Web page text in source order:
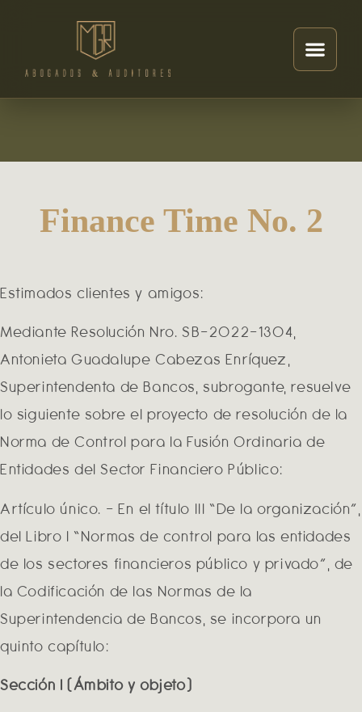
Finance Time No. 2
Estimados clientes y amigos:
Mediante Resolución Nro. SB-2022-1304,
Antonieta Guadalupe Cabezas Enríquez,
Superintendenta de Bancos, subrogante, resuelve
lo siguiente sobre el proyecto de resolución de la
Norma de Control para la Fusión Ordinaria de
Entidades del Sector Financiero Público:
Artículo único. – En el título III “De la organización”,
del Libro I “Normas de control para las entidades
de los sectores financieros público y privado”, de
la Codificación de las Normas de la
Superintendencia de Bancos, se incorpora un
quinto capítulo:
Sección I (Ámbito y objeto)